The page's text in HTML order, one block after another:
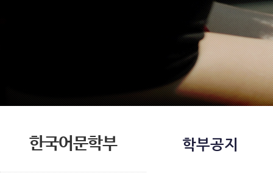
한국어문학부 학부공지